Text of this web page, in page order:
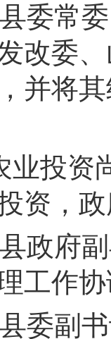
委常
改委
并将
业投资
资，
政府
工作
委副